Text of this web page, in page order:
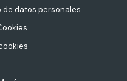
de datos personales